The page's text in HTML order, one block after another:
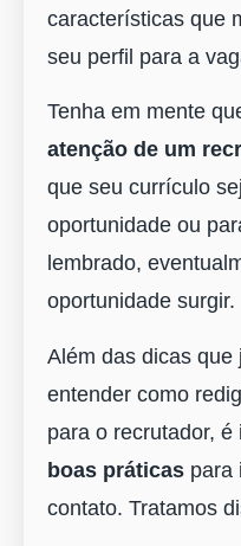
características que
seu perfil para a
Tenha em mente
atenção de um
que seu currículo
oportunidade ou
lembrado,
oportunidade surgir.
Além das dicas que
entender como
para o recrutador, é
boas práticas para
contato. Tratamos